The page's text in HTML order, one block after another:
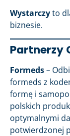
Wystarczyto
biznesie.
Partnerzy
Formeds–
formeds z
formę i
polskich
optymalnymi
potwierdzonej